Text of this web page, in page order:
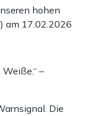
hohen
am 17.02.2026
–
Die